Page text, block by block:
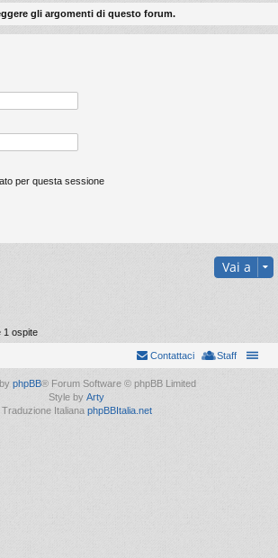
gli argomenti di questo forum.
per questa sessione
Vai a
1 ospite
Staff
Contattaci
phpBB® Forum Software © phpBB Limited
Style by Arty
Traduzione Italiana phpBBItalia.net